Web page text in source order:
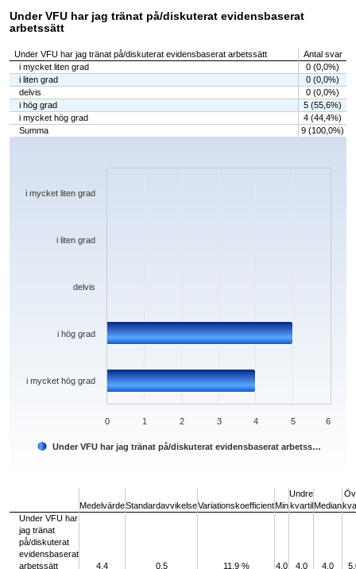
Under VFU har jag tränat på/diskuterat evidensbaserat
arbetssätt
Under VFU har jag tränat på/diskuterat evidensbaserat arbetssätt
Antal svar
i mycket liten grad
0 (0,0%)
i liten grad
0 (0,0%)
delvis
0 (0,0%)
i hög grad
5 (55,6%)
i mycket hög grad
4 (44,4%)
Summa
9 (100,0%)
Chart
The chart has 1 X axis displaying categories.
Under VFU har jag tränat på/diskuterat evidensbaserat arbetss…
i mycket hög grad
i hög grad
delvis
i liten grad
i mycket liten grad
0 1 2 3 4 5 6
MedelvärdeStandardavvikelseVariationskoefficientMin
Undre
kvartilMedian
Under VFU har
jag tränat
på/diskuterat
evidensbaserat
arbetssätt
4,4 0,5 11,9 % 4,0 4,0 4,0